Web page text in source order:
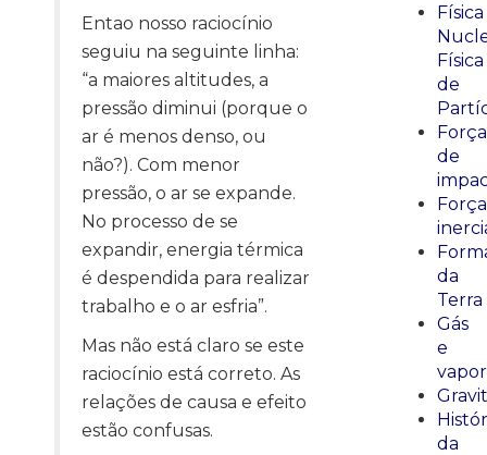
Entao nosso raciocínio
seguiu na seguinte linha:
“a maiores altitudes, a
pressão diminui (porque o
ar é menos denso, ou
não?). Com menor
pressão, o ar se expande.
No processo de se
expandir, energia térmica
é despendida para realizar
trabalho e o ar esfria”.
Mas não está claro se este
raciocínio está correto. As
relações de causa e efeito
estão confusas.
Física
Física
de
Força
de
da
Terra
Gás
e
vapor
da